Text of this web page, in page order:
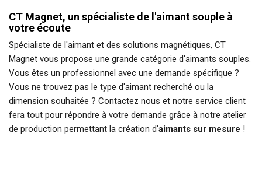
CT Magnet, un spécialiste de l'aimant souple à
votre écoute
Spécialiste de l'aimant et des solutions magnétiques, CT
Magnet vous propose une grande catégorie d'aimants souples.
Vous êtes un professionnel avec une demande spécifique ?
Vous ne trouvez pas le type d'aimant recherché ou la
dimension souhaitée ? Contactez nous et notre service client
fera tout pour répondre à votre demande grâce à notre atelier
de production permettant la création d'aimants sur mesure !